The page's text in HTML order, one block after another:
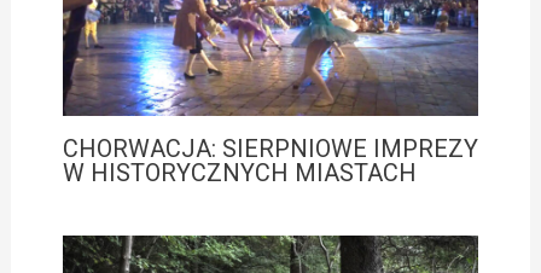
CHORWACJA: SIERPNIOWE IMPREZY
W HISTORYCZNYCH MIASTACH